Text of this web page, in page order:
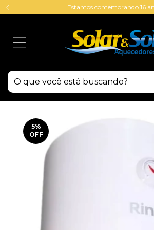
Estamos comemorando 16
5%
OFF